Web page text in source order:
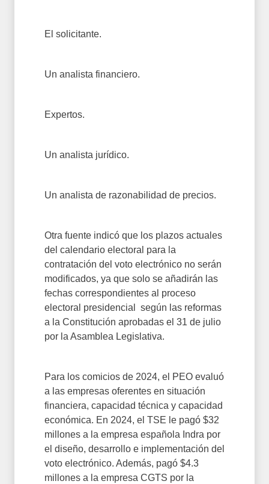
El solicitante.
Un analista financiero.
Expertos.
Un analista jurídico.
Un analista de razonabilidad de precios.
Otra fuente indicó que los plazos actuales
del calendario electoral para la
contratación del voto electrónico no serán
modificados, ya que solo se añadirán las
fechas correspondientes al proceso
electoral presidencial según las reformas
a la Constitución aprobadas el 31 de julio
por la Asamblea Legislativa.
Para los comicios de 2024, el PEO evaluó
a las empresas oferentes en situación
financiera, capacidad técnica y capacidad
económica. En 2024, el TSE le pagó $32
millones a la empresa española Indra por
el diseño, desarrollo e implementación del
voto electrónico. Además, pagó $4.3
millones a la empresa CGTS por la